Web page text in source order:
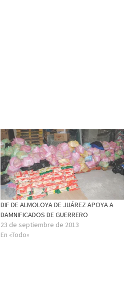
DIF DE ALMOLOYA DE JUÁREZ APOYA A
DAMNIFICADOS DE GUERRERO
23 de septiembre de 2013
En «Todo»